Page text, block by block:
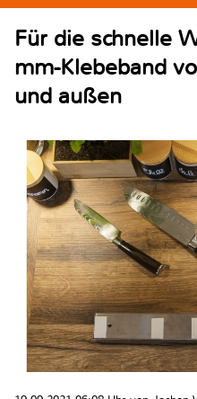
Für die schnelle
mm-Klebeband
und außen